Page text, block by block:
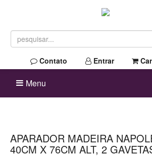
Contato Entrar
Menu
APARADOR MADEIRA
40CM X 76CM ALT, 2